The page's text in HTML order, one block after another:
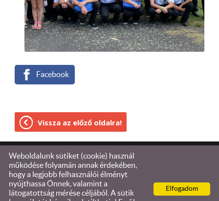
Facebook
Vissza az előző oldalra!
© 2026 - Tűzoltóság Kőszeg
Oldal információklAdatkezelési tájékoztatól
Impresszum
Elfogadom
Weboldalunk sütiket (cookie) használ
működése folyamán annak érdekében,
hogy a legjobb felhasználói élményt
nyújthassa Önnek, valamint a
látogatottság mérése céljából. A sütik